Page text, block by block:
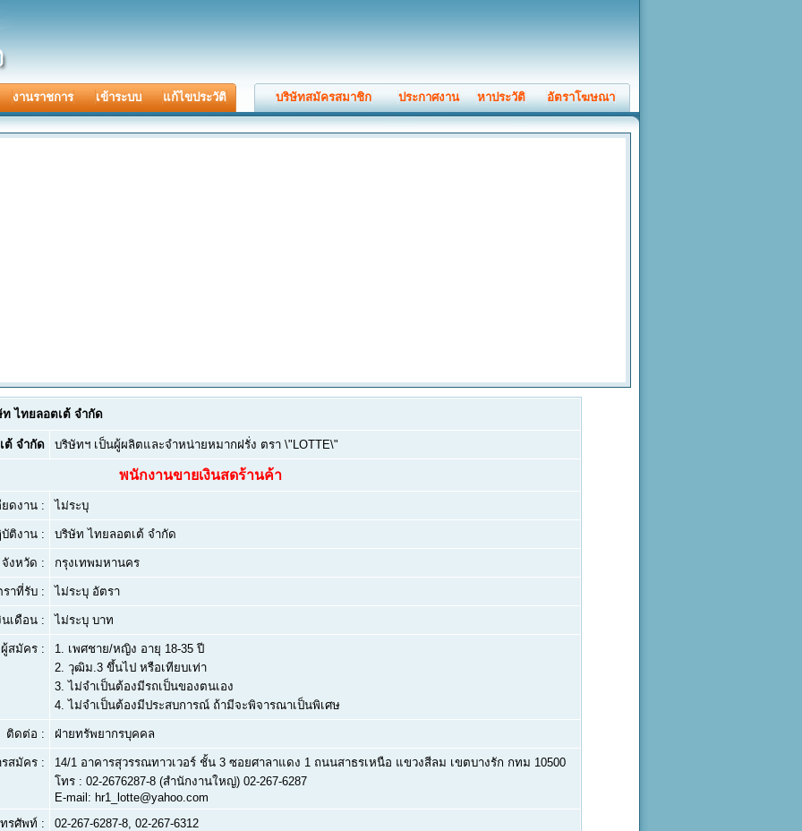
งานราชการ เข้าระบบ แก้ไขประวัติ บริษัทสมัครสมาชิก ประกาศงาน หาประวัติ อัตราโฆษณา
ไทยลอตเต้ จำกัด
ต้ จำกัด บริษัทฯ เป็นผู้ผลิตและจำหน่ายหมากฝรั่ง ตรา \"LOTTE\"
พนักงานขายเงินสดร้านค้า
ยดงาน : ไม่ระบุ
ติงาน : บริษัท ไทยลอตเต้ จำกัด
จังหวัด : กรุงเทพมหานคร
ราที่รับ : ไม่ระบุ อัตรา
นเดือน : ไม่ระบุ บาท
สมัคร : 1. เพศชาย/หญิง อายุ 18-35 ปี
2. วุฒิม.3 ขึ้นไป หรือเทียบเท่า
3. ไม่จำเป็นต้องมีรถเป็นของตนเอง
4. ไม่จำเป็นต้องมีประสบการณ์ ถ้ามีจะพิจารณาเป็นพิเศษ
ติดต่อ : ฝ่ายทรัพยากรบุคคล
รสมัคร :
14/1 อาคารสุวรรณทาวเวอร์ ชั้น 3 ซอยศาลาแดง 1 ถนนสาธรเหนือ แขวงสีลม เขตบางรัก กทม 10500
โทร : 02-2676287-8 (สำนักงานใหญ่) 02-267-6287
E-mail: hr1_lotte@yahoo.com
รศัพท์ :
02-267-6287-8, 02-267-6312